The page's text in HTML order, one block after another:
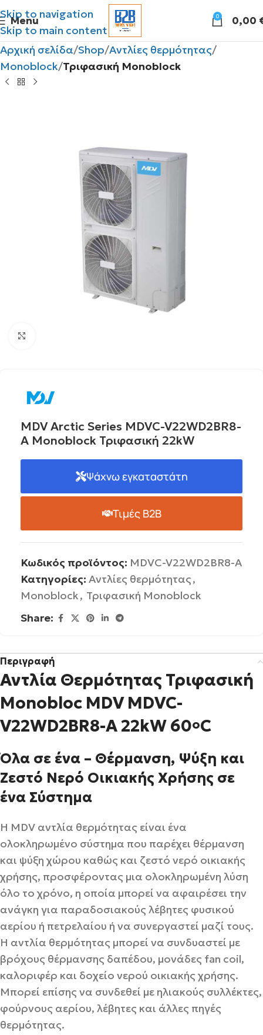
Skip to navigation
Skip to main content
Menu 0 0,00
Αρχική σελίδα Shop Αντλίες θερμότητας
Monoblock Τριφασική Monoblock
MDV Arctic Series MDVC-V22WD2BR8-
A Monoblock Τριφασική 22kW
Ψάχνω εγκαταστάτη
Τιμές B2B
Κωδικός προϊόντος: MDVC-V22WD2BR8-A
Κατηγορίες: Αντλίες θερμότητας,
Monoblock, Τριφασική Monoblock
Share:
Περιγραφή
Αντλία Θερμότητας Τριφασική
Monobloc MDV MDVC-
V22WD2BR8-Α 22kW 60oC
Όλα σε ένα – Θέρμανση, Ψύξη και
Ζεστό Νερό Οικιακής Χρήσης σε
ένα Σύστημα
Η MDV αντλία θερμότητας είναι ένα
ολοκληρωμένο σύστημα που παρέχει θέρμανση
και ψύξη χώρου καθώς και ζεστό νερό οικιακής
χρήσης, προσφέροντας μια ολοκληρωμένη λύση
όλο το χρόνο, η οποία μπορεί να αφαιρέσει την
ανάγκη για παραδοσιακούς λέβητες φυσικού
αερίου ή πετρελαίου ή να συνεργαστεί μαζί τους.
Η αντλία θερμότητας μπορεί να συνδυαστεί με
βρόχους θέρμανσης δαπέδου, μονάδες fan coil,
καλοριφέρ και δοχείο νερού οικιακής χρήσης.
Μπορεί επίσης να συνδεθεί με ηλιακούς συλλέκτες,
φούρνους αερίου, λέβητες και άλλες πηγές
θερμότητας.